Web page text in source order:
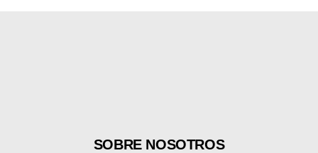
SOBRE NOSOTROS